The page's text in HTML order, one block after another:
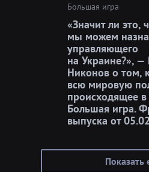
Большая игра
«Значит ли это,
мы можем
управляющего
на Украине?», —
Никонов о том,
всю мировую
происходящее в
Большая игра.
выпуска от
Показать